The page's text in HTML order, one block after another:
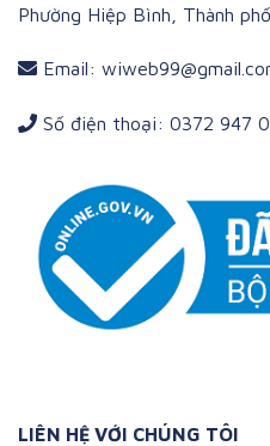
Phường Hiệp Bình, Thành
Email:
Số điện thoại: 0372 947
LIÊN HỆ VỚI CHÚNG TÔI